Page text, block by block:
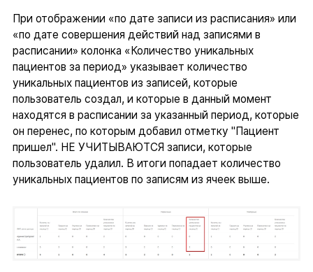
При отображении «по дате записи из расписания» или
«по дате совершения действий над записями в
расписании» колонка «Количество уникальных
пациентов за период» указывает количество
уникальных пациентов из записей, которые
пользователь создал, и которые в данный момент
находятся в расписании за указанный период, которые
он перенес, по которым добавил отметку "Пациент
пришел". НЕ УЧИТЫВАЮТСЯ записи, которые
пользователь удалил. В итоги попадает количество
уникальных пациентов по записям из ячеек выше.